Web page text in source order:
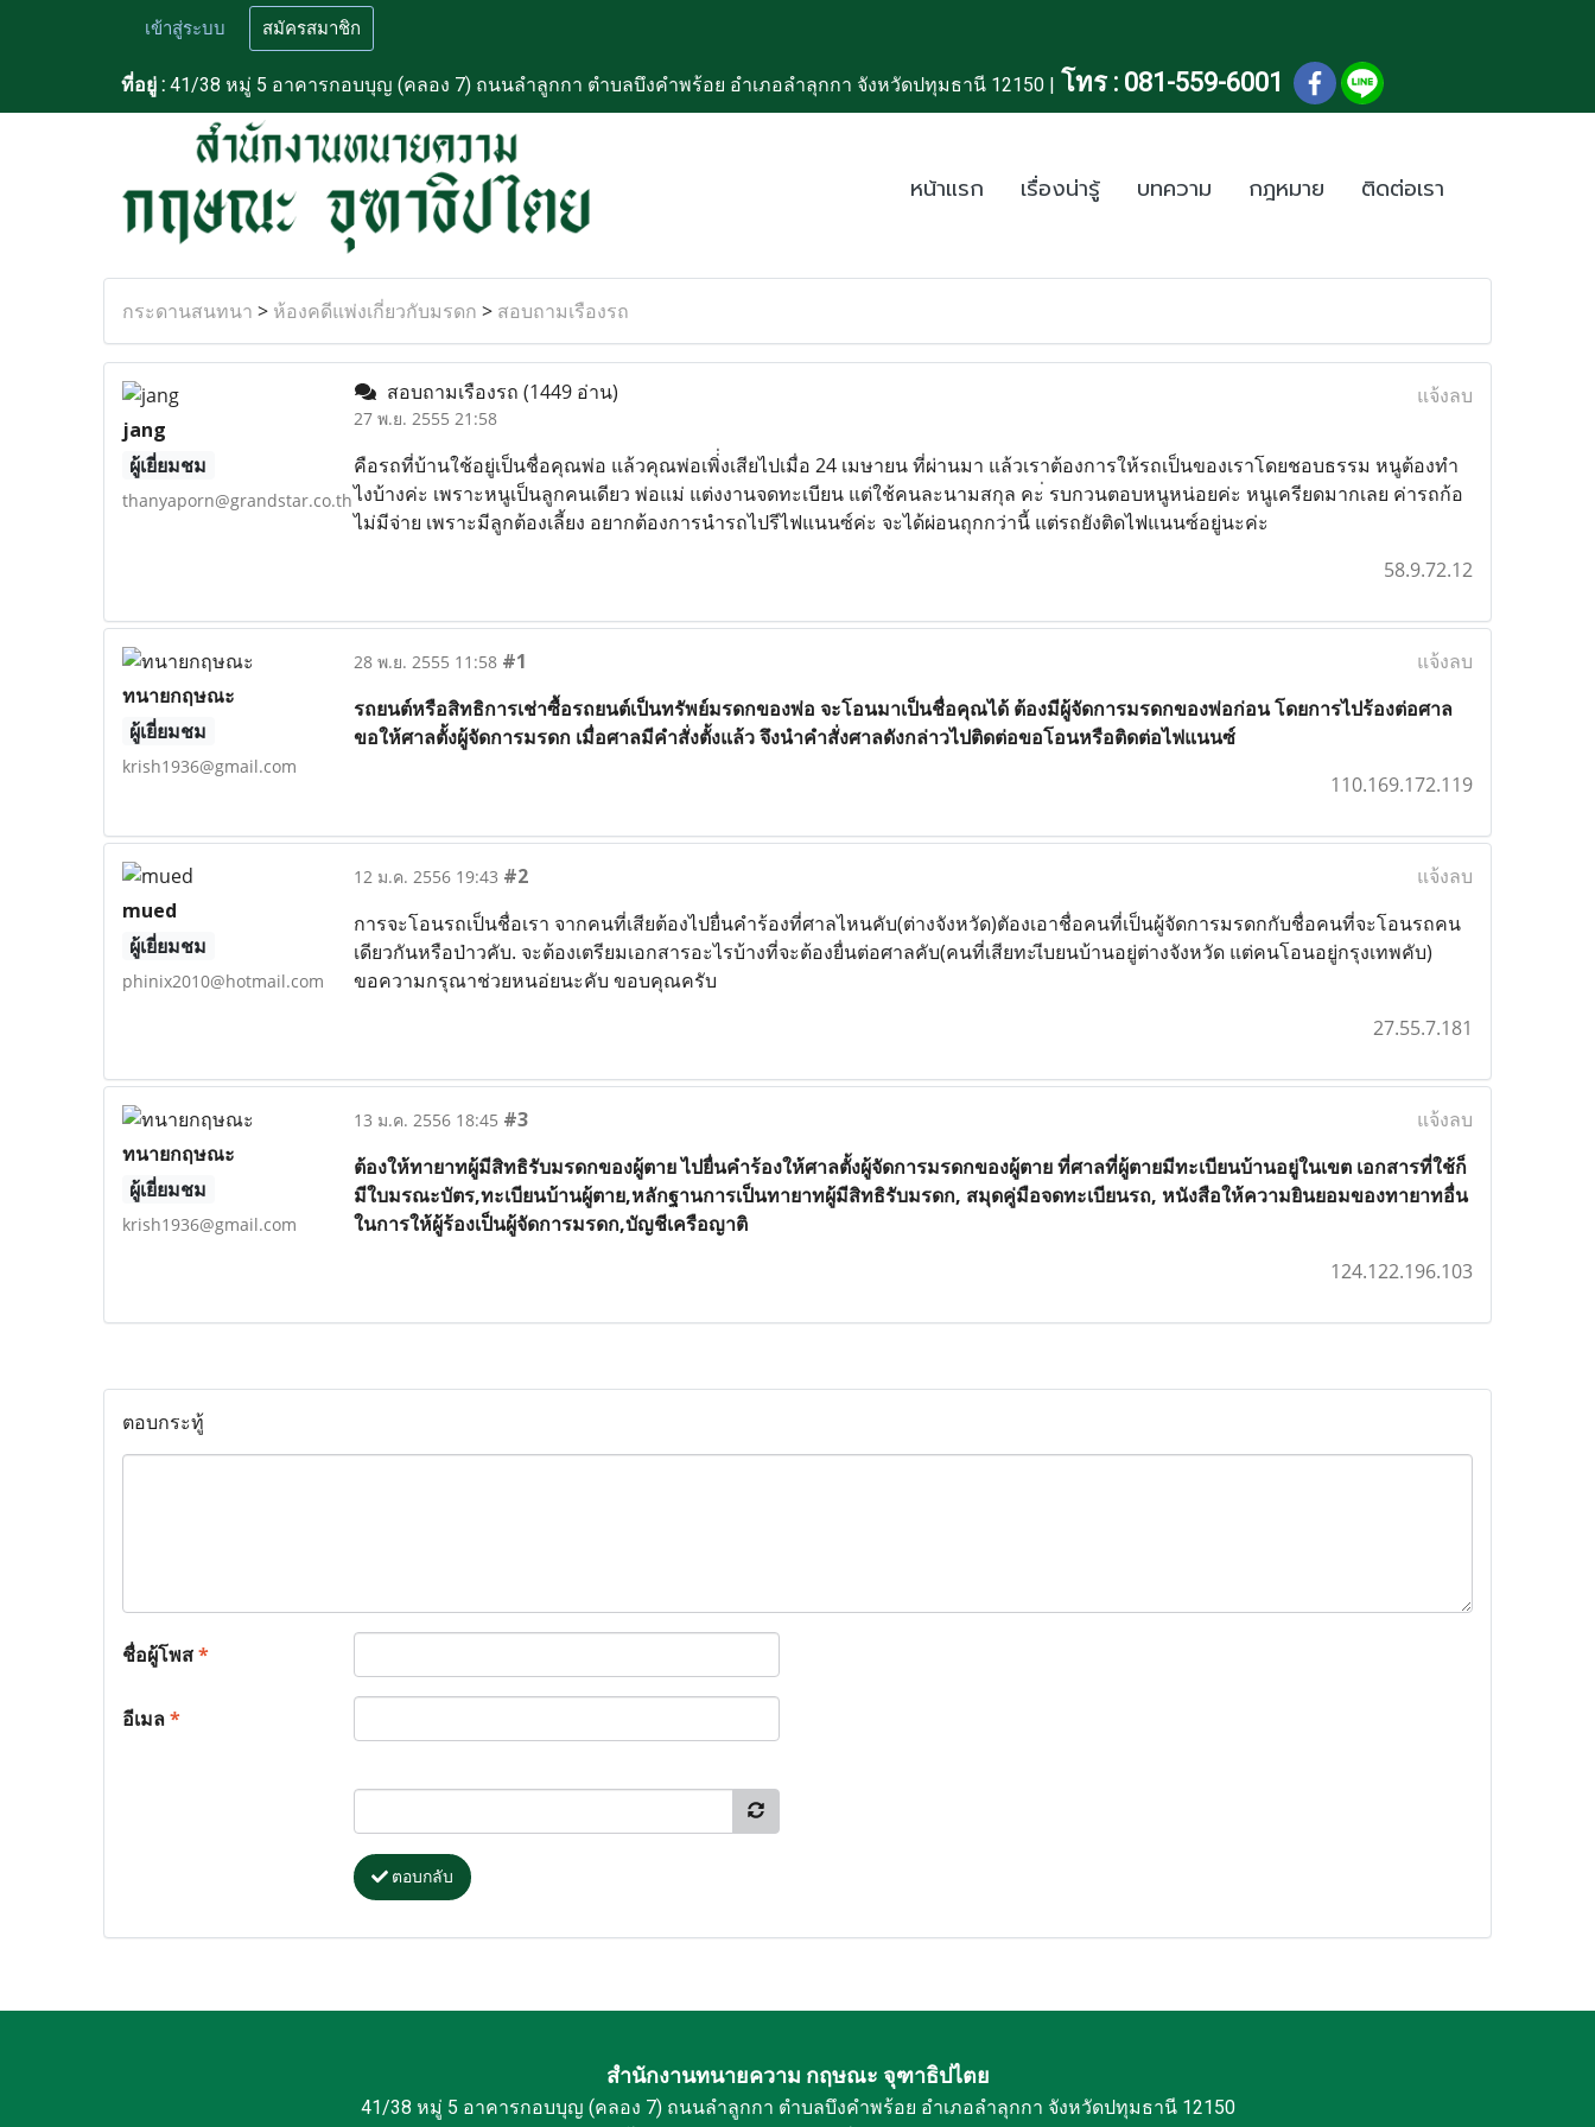
เข้าสู่ระบบ สมัครสมาชิก
ที่อยู่ : 41/38 หมู่ 5 อาคารกอบบุญ (คลอง 7) ถนนลำลูกกา ตำบลบึงคำพร้อย อำเภอลำลุกกา จังหวัดปทุมธานี 12150 | โทร : 081-559-6001
หน้าแรก เรื่องน่ารู้ บทความ กฎหมาย ติดต่อเรา
กระดานสนทนา > ห้องคดีแพ่งเกี่ยวกับมรดก > สอบถามเรืองรถ
jang
ผู้เยี่ยมชม
thanyaporn@grandstar.co.th
สอบถามเรืองรถ (1449 อ่าน)
27 พ.ย. 2555 21:58
แจ้งลบ
คือรถที่บ้านใช้อยู่เป็นชื่อคุณพ่อ แล้วคุณพ่อเพิ่่งเสียไปเมื่อ 24 เมษายน ที่ผ่านมา แล้วเราต้องการให้รถเป็นของเราโดยชอบธรรม หนูต้องทำ
ไงบ้างค่ะ เพราะหนูเป็นลูกคนเดียว พ่อแม่ แต่งงานจดทะเบียน แต่ใช้คนละนามสกุล คะ่ รบกวนตอบหนูหน่อยค่ะ หนูเครียดมากเลย ค่ารถก้อ
ไม่มีจ่าย เพราะมีลูกต้องเลี้ยง อยากต้องการนำรถไปรีไฟแนนซ์ค่ะ จะได้ผ่อนถุกกว่านี้ แต่รถยังติดไฟแนนซ์อยู่นะค่ะ
58.9.72.12
ทนายกฤษณะ
ผู้เยี่ยมชม
krish1936@gmail.com
28 พ.ย. 2555 11:58 #1
แจ้งลบ
รถยนต์หรือสิทธิการเช่าซื้อรถยนต์เป็นทรัพย์มรดกของพ่อ จะโอนมาเป็นชื่อคุณได้ ต้องมีผู้จัดการมรดกของพ่อก่อน โดยการไปร้องต่อศาล
ขอให้ศาลตั้งผู้จัดการมรดก เมื่อศาลมีคำสั่งตั้งแล้ว จึงนำคำสั่งศาลดังกล่าวไปติดต่อขอโอนหรือติดต่อไฟแนนซ์
110.169.172.119
mued
ผู้เยี่ยมชม
phinix2010@hotmail.com
12 ม.ค. 2556 19:43 #2
แจ้งลบ
การจะโอนรถเป็นชื่อเรา จากคนที่เสียต้องไปยื่นคำร้องที่ศาลไหนคับ(ต่างจังหวัด)ตัองเอาชื่อคนที่เป็นผู้จัดการมรดกกับชื่อคนที่จะโอนรถคน
เดียวกันหรือป่าวคับ. จะต้องเตรียมเอกสารอะไรบ้างที่จะต้องยื่นต่อศาลคับ(คนที่เสียทะเีบยนบ้านอยู่ต่างจังหวัด แต่คนโอนอยู่กรุงเทพคับ)
ขอความกรุณาช่วยหนอ่ยนะคับ ขอบคุณครับ
27.55.7.181
ทนายกฤษณะ
ผู้เยี่ยมชม
krish1936@gmail.com
13 ม.ค. 2556 18:45 #3
แจ้งลบ
ต้องให้ทายาทผู้มีสิทธิรับมรดกของผู้ตาย ไปยื่นคำร้องให้ศาลตั้งผู้จัดการมรดกของผู้ตาย ที่ศาลที่ผู้ตายมีทะเบียนบ้านอยู่ในเขต เอกสารที่ใช้ก็
มีใบมรณะบัตร,ทะเบียนบ้านผู้ตาย,หลักฐานการเป็นทายาทผู้มีสิทธิรับมรดก, สมุดคู่มือจดทะเบียนรถ, หนังสือให้ความยินยอมของทายาทอื่น
ในการให้ผู้ร้องเป็นผู้จัดการมรดก,บัญชีเครือญาติ
124.122.196.103
ตอบกระทู้
ชื่อผู้โพส*
อีเมล*
ตอบกลับ
สำนักงานทนายความ กฤษณะ จุฑาธิปไตย
41/38 หมู่ 5 อาคารกอบบุญ (คลอง 7) ถนนลำลูกกา ตำบลบึงคำพร้อย อำเภอลำลุกกา จังหวัดปทุมธานี 12150